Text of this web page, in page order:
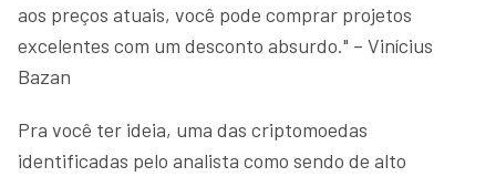
aos preços atuais, você pode comprar projetos
excelentes com um desconto absurdo." – Vinícius
Bazan
Pra você ter ideia, uma das criptomoedas
identificadas pelo analista como sendo de alto